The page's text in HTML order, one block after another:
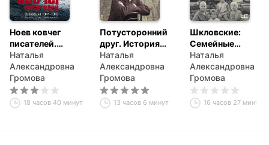
Ноев ковчег
писателей.
Эвакуация 1941–
1945. Чистополь.
Елабуга. Ташкент.
Алма-Ата
Наталья
Александровна
Громова
18 часов 40 минут
Потусторонний
друг. История
любви Льва
Шестова и
Варвары
Малахиевой-
Мирович в
письмах и
Наталья
Александровна
Громова
13 часов 6 минут
Шкловские:
Семейные
хроники
Наталья
Александровна
Громова
16 часов 27 минут